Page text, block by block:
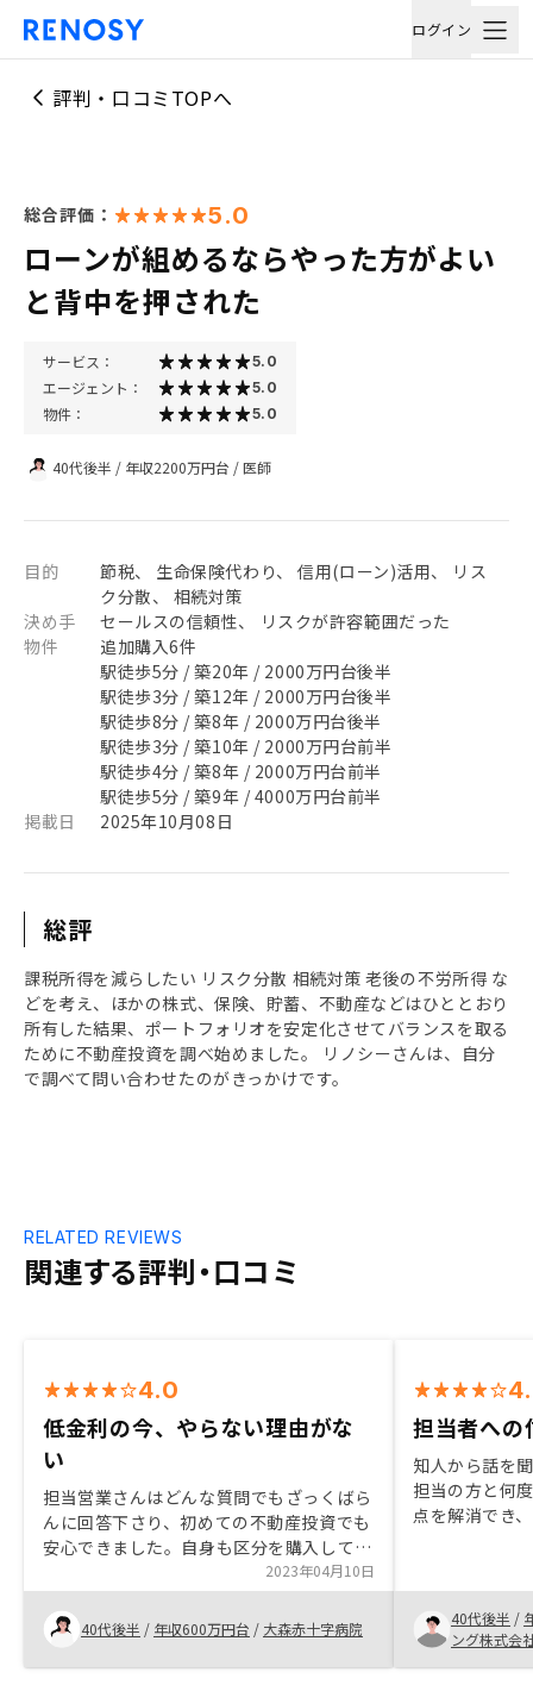
ログイン
評判・口コミTOPへ
総合評価： 5.0
ローンが組めるならやった方がよい
と背中を押された
サービス： 5.0
エージェント： 5.0
物件： 5.0
40代後半 / 年収2200万円台 /医師
目的
節税、 生命保険代わり、 信用(ローン)活用、 リス
ク分散、 相続対策
決め手
セールスの信頼性、 リスクが許容範囲だった
物件
追加購入6件
駅徒歩5分 / 築20年 / 2000万円台後半
駅徒歩3分 / 築12年 / 2000万円台後半
駅徒歩8分 / 築8年 / 2000万円台後半
駅徒歩3分 / 築10年 / 2000万円台前半
駅徒歩4分 / 築8年 / 2000万円台前半
駅徒歩5分 / 築9年 / 4000万円台前半
掲載日
2025年10月08日
総評
課税所得を減らしたい リスク分散 相続対策 老後の不労所得 な
どを考え、ほかの株式、保険、貯蓄、不動産などはひととおり
所有した結果、ポートフォリオを安定化させてバランスを取る
ために不動産投資を調べ始めました。 リノシーさんは、自分
で調べて問い合わせたのがきっかけです。
関連する評判・口コミ
RELATED REVIEWS
4.0
低金利の今、やらない理由がな
い
担当営業さんはどんな質問でもざっくばら
んに回答下さり、初めての不動産投資でも
安心できました。自身も区分を購入してい
ること、FPとして我が家の事情を長期的
に考えて返済プランを提案して下さったこ
とが決め手となりました。AIの判断だから
といって押しきられた場面もあり、結局AI
でも未来を保証できる訳ではないのにそれ
2023年04月10日
40代後半 / 年収600万円台 / 大森赤十字病院
担当者への
知人から話を
担当の方と何
点を解消でき
バイスをいた
面談中、私か
付きの回答も
リスクを極力
40代後半 /
ング株式会